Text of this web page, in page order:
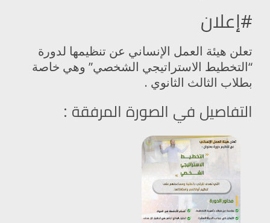
#إعلان
تعلن هيئة العمل الإنساني عن تنظيمها لدورة
“التخطيط الاستراتيجي الشخصي” وهي خاصة
بطلاب الثالث الثانوي .
التفاصيل في الصورة المرفقة :